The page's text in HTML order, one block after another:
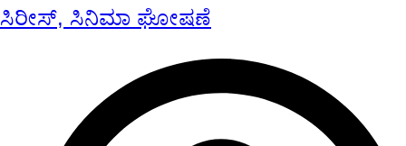
ಸಿರೀಸ್, ಸಿನಿಮಾ ಘೋಷಣೆ